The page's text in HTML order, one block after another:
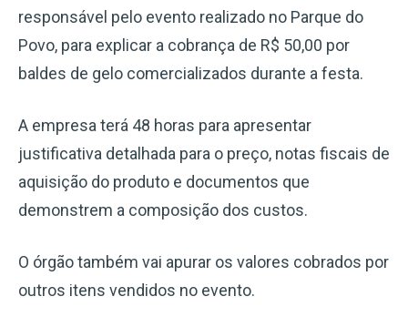
responsável pelo evento realizado no Parque do
Povo, para explicar a cobrança de R$ 50,00 por
baldes de gelo comercializados durante a festa.
A empresa terá 48 horas para apresentar
justificativa detalhada para o preço, notas fiscais de
aquisição do produto e documentos que
demonstrem a composição dos custos.
O órgão também vai apurar os valores cobrados por
outros itens vendidos no evento.